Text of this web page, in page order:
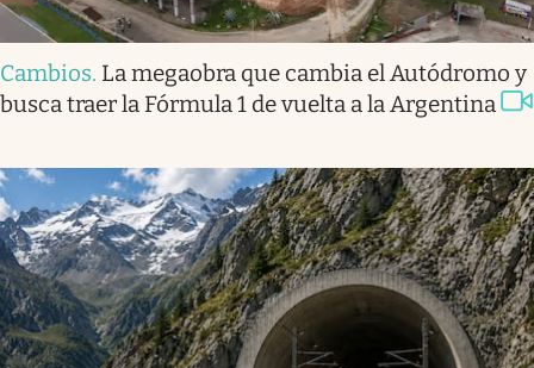
Cambios. La megaobra que cambia el Autódromo y
busca traer la Fórmula 1 de vuelta a la Argentina